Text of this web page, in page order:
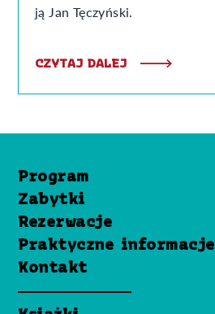
ją Jan Tęczyński.
CZYTAJ DALEJ
Program
Zabytki
Rezerwacje
Praktyczne informacje
Kontakt